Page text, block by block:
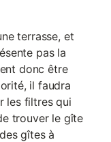
terrasse, et
pas la
donc être
il faudra
les filtres qui
trouver le gîte
gîtes à